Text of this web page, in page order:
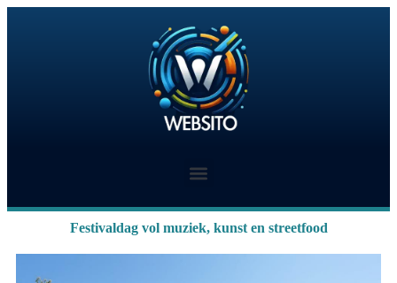
Festivaldag vol muziek, kunst en streetfood